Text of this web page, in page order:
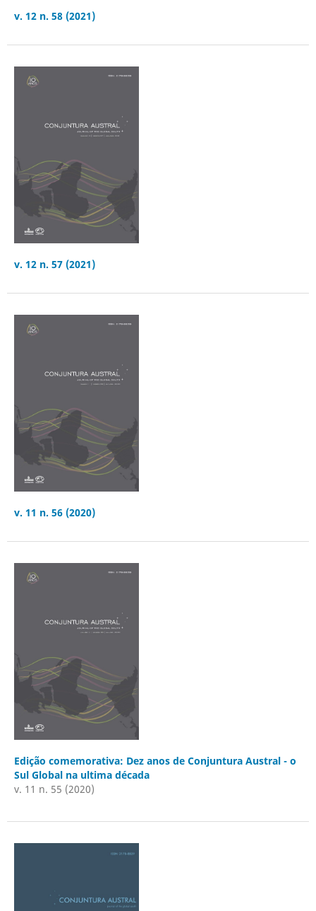
v. 12 n. 58 (2021)
v. 12 n. 57 (2021)
v. 11 n. 56 (2020)
Edição comemorativa: Dez anos de Conjuntura Austral - o
Sul Global na ultima década
v. 11 n. 55 (2020)